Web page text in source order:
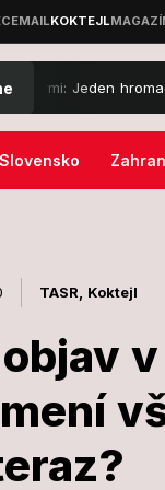
hromadný lístok...
Slovensko
TASR, Koktejl